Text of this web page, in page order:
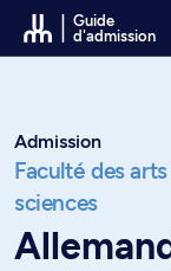
Passer au contenu
Guide
d'admission
Admission
Faculté des
sciences